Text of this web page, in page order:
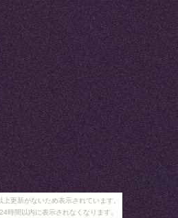
更新がないため表示されています。
時間以内に表示されなくなります。